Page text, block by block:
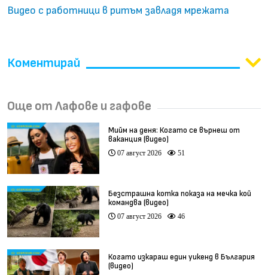
Видео с работници в ритъм завладя мрежата
Коментирай
Още от Лафове и гафове
Мийм на деня: Когато се върнеш от
ваканция (видео)
07 август 2026 51
Безстрашна котка показа на мечка кой
командва (видео)
07 август 2026 46
Когато изкараш един уикенд в България
(видео)